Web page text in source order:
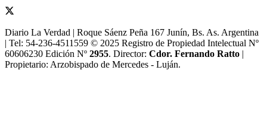
Diario La Verdad | Roque Sáenz Peña 167 Junín, Bs. As. Argentina
| Tel: 54-236-4511559 © 2025 Registro de Propiedad Intelectual Nº
60606230 Edición Nº 2955. Director:​ Cdor. Fernando Ratto |
Propietario:​ Arzobispado de Mercedes - Luján.